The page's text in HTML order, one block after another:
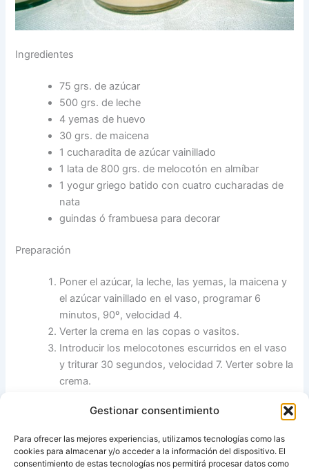
Gestionar consentimiento
Para ofrecer las mejores experiencias, utilizamos tecnologías como las
cookies para almacenar y/o acceder a la información del dispositivo. El
consentimiento de estas tecnologías nos permitirá procesar datos como
Ingredientes
75 grs. de azúcar
500 grs. de leche
4 yemas de huevo
30 grs. de maicena
1 cucharadita de azúcar vainillado
1 lata de 800 grs. de melocotón en almíbar
1 yogur griego batido con cuatro cucharadas de
nata
guindas ó frambuesa para decorar
Preparación
Poner el azúcar, la leche, las yemas, la maicena y
el azúcar vainillado en el vaso, programar 6
minutos, 90º, velocidad 4.
Verter la crema en las copas o vasitos.
Introducir los melocotones escurridos en el vaso
y triturar 30 segundos, velocidad 7. Verter sobre la
crema.
cuchara, colocar el yogur desde los bordes hacia
una guinda o frambuesa y reservar en el
frigorífico.